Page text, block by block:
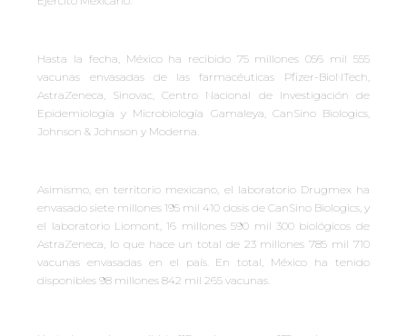
Hasta la fecha, México ha recibido 75 millones 056 mil 555
vacunas envasadas de las farmacéuticas Pfizer-BioNTech,
AstraZeneca, Sinovac, Centro Nacional de Investigación de
Epidemiología y Microbiología Gamaleya, CanSino Biologics,
Johnson & Johnson y Moderna.
Asimismo, en territorio mexicano, el laboratorio Drugmex ha
envasado siete millones 195 mil 410 dosis de CanSino Biologics, y
el laboratorio Liomont, 16 millones 590 mil 300 biológicos de
AstraZeneca, lo que hace un total de 23 millones 785 mil 710
vacunas envasadas en el país. En total, México ha tenido
disponibles 98 millones 842 mil 265 vacunas.